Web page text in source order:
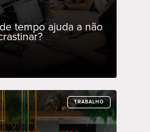
tempo ajuda a não
TRABALHO
TRABALHO